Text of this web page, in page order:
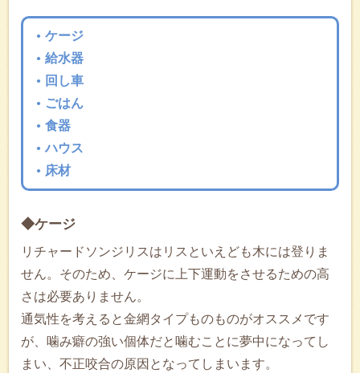
ケージ
給水器
回し車
ごはん
食器
ハウス
床材
◆ケージ
リチャードソンジリスはリスといえども木には登りま
せん。そのため、ケージに上下運動をさせるための高
さは必要ありません。
通気性を考えると金網タイプものものがオススメです
が、噛み癖の強い個体だと噛むことに夢中になってし
まい、不正咬合の原因となってしまいます。